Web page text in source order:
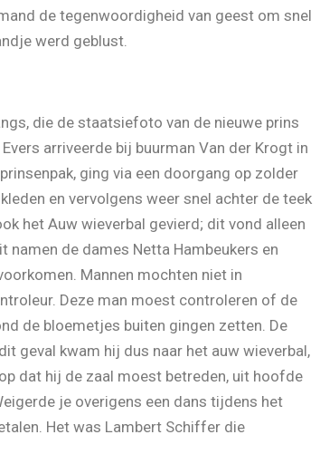
de tegenwoordigheid van geest om snel
werd geblust.
die de staatsiefoto van de nieuwe prins
arriveerde bij buurman Van der Krogt in
ging via een doorgang op zolder
en vervolgens weer snel achter de teek
het Auw wieverbal gevierd; dit vond alleen
namen de dames Netta Hambeukers en
Mannen mochten niet in
Deze man moest controleren of de
de bloemetjes buiten gingen zetten. De
geval kwam hij dus naar het auw wieverbal,
dat hij de zaal moest betreden, uit hoofde
je overigens een dans tijdens het
Het was Lambert Schiffer die